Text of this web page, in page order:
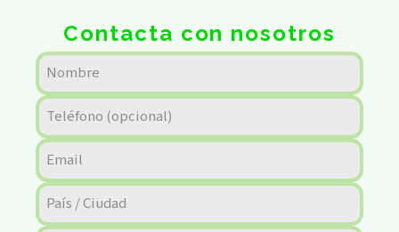
Contacta con nosotros